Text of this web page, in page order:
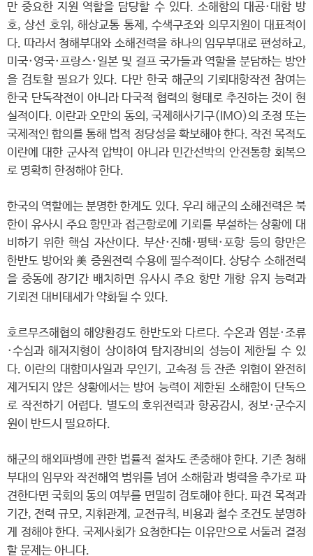
만 중요한 지원 역할을 담당할 수 있다. 소해함의 대공·대함 방
호, 상선 호위, 해상교통 통제, 수색구조와 의무지원이 대표적이
다. 따라서 청해부대와 소해전력을 하나의 임무부대로 편성하고,
미국·영국·프랑스·일본 및 걸프 국가들과 역할을 분담하는 방안
을 검토할 필요가 있다. 다만 한국 해군의 기뢰대항작전 참여는
한국 단독작전이 아니라 다국적 협력의 형태로 추진하는 것이 현
실적이다. 이란과 오만의 동의, 국제해사기구(IMO)의 조정 또는
국제적인 합의를 통해 법적 정당성을 확보해야 한다. 작전 목적도
이란에 대한 군사적 압박이 아니라 민간선박의 안전통항 회복으
로 명확히 한정해야 한다.
한국의 역할에는 분명한 한계도 있다. 우리 해군의 소해전력은 북
한이 유사시 주요 항만과 접근항로에 기뢰를 부설하는 상황에 대
비하기 위한 핵심 자산이다. 부산·진해·평택·포항 등의 항만은
한반도 방어와 美 증원전력 수용에 필수적이다. 상당수 소해전력
을 중동에 장기간 배치하면 유사시 주요 항만 개항 유지 능력과
기뢰전 대비태세가 약화될 수 있다.
호르무즈해협의 해양환경도 한반도와 다르다. 수온과 염분·조류
·수심과 해저지형이 상이하여 탐지장비의 성능이 제한될 수 있
다. 이란의 대함미사일과 무인기, 고속정 등 잔존 위협이 완전히
제거되지 않은 상황에서는 방어 능력이 제한된 소해함이 단독으
로 작전하기 어렵다. 별도의 호위전력과 항공감시, 정보·군수지
원이 반드시 필요하다.
해군의 해외파병에 관한 법률적 절차도 존중해야 한다. 기존 청해
부대의 임무와 작전해역 범위를 넘어 소해함과 병력을 추가로 파
견한다면 국회의 동의 여부를 면밀히 검토해야 한다. 파견 목적과
기간, 전력 규모, 지휘관계, 교전규칙, 비용과 철수 조건도 분명하
게 정해야 한다. 국제사회가 요청한다는 이유만으로 서둘러 결정
할 문제는 아니다.